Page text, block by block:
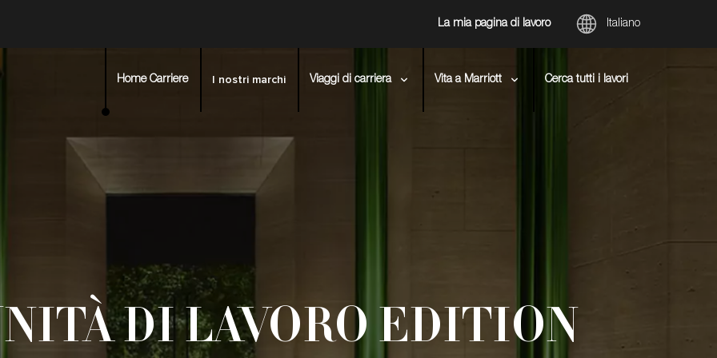
La mia pagina di lavoro Italiano
Home Carriere I nostri marchi Viaggi di carriera Vita a Marriott Cerca tutti i lavori
DI LAVORO EDITION